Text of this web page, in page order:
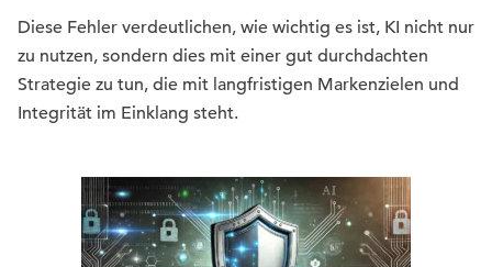
Diese Fehler verdeutlichen, wie wichtig es ist, KI nicht nur
zu nutzen, sondern dies mit einer gut durchdachten
Strategie zu tun, die mit langfristigen Markenzielen und
Integrität im Einklang steht.